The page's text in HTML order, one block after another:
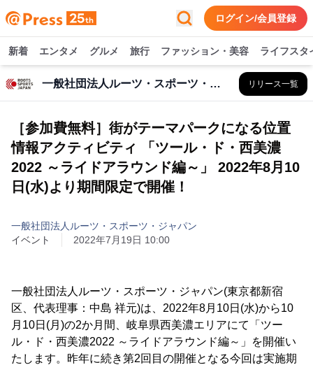
ログイン/会員登録
新着 エンタメ グルメ 旅行 ファッション・美容 ライフスタ
一般社団法人ルーツ・スポーツ・ジャパン リリース一覧
［参加費無料］街がテーマパークになる位置
情報アクティビティ 「ツール・ド・西美濃
2022 ～ライドアラウンド編～」 2022年8月10
日(水)より期間限定で開催！
一般社団法人ルーツ・スポーツ・ジャパン
イベント
2022年7月19日 10:00
一般社団法人ルーツ・スポーツ・ジャパン(東京都新宿
区、代表理事：中島 祥元)は、2022年8月10日(水)から10
月10日(月)の2か月間、岐阜県西美濃エリアにて「ツー
ル・ド・西美濃2022 ～ライドアラウンド編～」を開催い
たします。昨年に続き第2回目の開催となる今回は実施期